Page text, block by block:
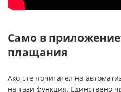
Само в
плащания
Ако сте почитател на
на тази функция. Единствено